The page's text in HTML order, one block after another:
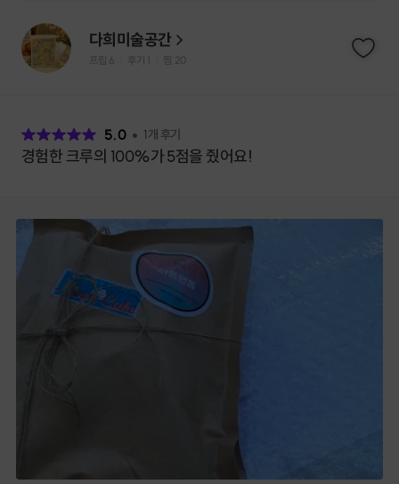
다희미술공간
프립 6 후기 1 찜 20
5.0 1개 후기
경험한 크루의 100%가 5점을 줬어요!